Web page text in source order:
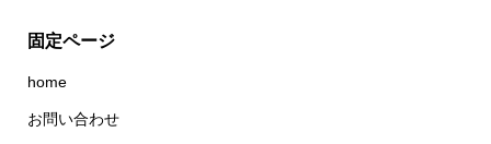
固定ページ
home
お問い合わせ